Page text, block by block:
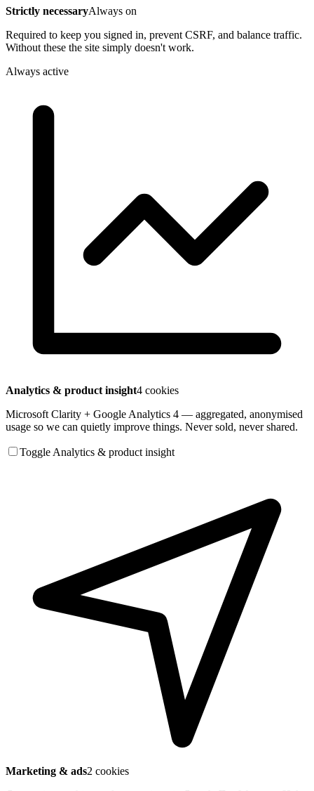
Strictly necessaryAlways on
Required to keep you signed in, prevent CSRF, and balance traffic.
Without these the site simply doesn't work.
Always active
Analytics & product insight4 cookies
Microsoft Clarity + Google Analytics 4 — aggregated, anonymised
usage so we can quietly improve things. Never sold, never shared.
Toggle Analytics & product insight
Marketing & ads2 cookies